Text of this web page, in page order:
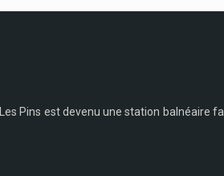
Pins est devenu une station